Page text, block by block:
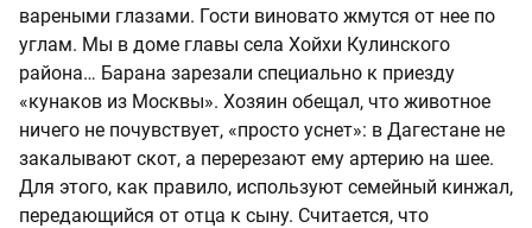
вареными глазами. Гости виновато жмутся от нее по
углам. Мы в доме главы села Хойхи Кулинского
района… Барана зарезали специально к приезду
«кунаков из Москвы». Хозяин обещал, что животное
ничего не почувствует, «просто уснет»: в Дагестане не
закалывают скот, а перерезают ему артерию на шее.
Для этого, как правило, используют семейный кинжал,
передающийся от отца к сыну. Считается, что